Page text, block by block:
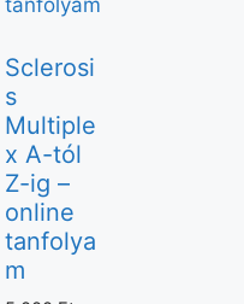
Sclerosi
s
Multiple
x A-tól
Z-ig –
online
tanfolya
m